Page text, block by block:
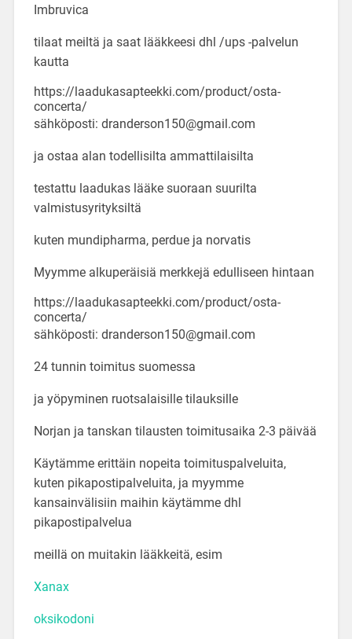
Imbruvica
tilaat meiltä ja saat lääkkeesi dhl /ups -palvelun
kautta
https://laadukasapteekki.com/product/osta-
concerta/
sähköposti: dranderson150@gmail.com
ja ostaa alan todellisilta ammattilaisilta
testattu laadukas lääke suoraan suurilta
valmistusyrityksiltä
kuten mundipharma, perdue ja norvatis
Myymme alkuperäisiä merkkejä edulliseen hintaan
https://laadukasapteekki.com/product/osta-
concerta/
sähköposti: dranderson150@gmail.com
24 tunnin toimitus suomessa
ja yöpyminen ruotsalaisille tilauksille
Norjan ja tanskan tilausten toimitusaika 2-3 päivää
Käytämme erittäin nopeita toimituspalveluita,
kuten pikapostipalveluita, ja myymme
kansainvälisiin maihin käytämme dhl
pikapostipalvelua
meillä on muitakin lääkkeitä, esim
Xanax
oksikodoni